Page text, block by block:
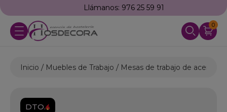
Llámanos: 976 25 59 91
0
Inicio Muebles de Trabajo Mesas de trabajo de acero
DTO.